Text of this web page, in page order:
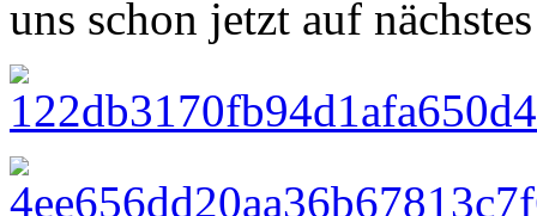
uns schon jetzt auf